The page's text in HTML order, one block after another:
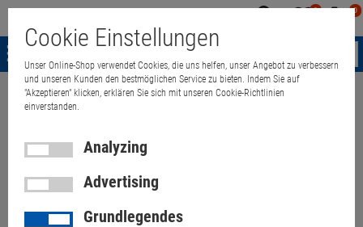
0 0
Menü
Weiter einkaufen
Fujitsu DX4XX/8K ISCSI 2PORT
1G NEU/NEW CA21360-B49X
Cookie Einstellungen
Unser Online-Shop verwendet Cookies, die uns helfen, unser Angebot zu verbessern
und unseren Kunden den bestmöglichen Service zu bieten. Indem Sie auf
"Akzeptieren" klicken, erklären Sie sich mit unseren Cookie-Richtlinien
einverstanden.
Analyzing
Advertising
Grundlegendes